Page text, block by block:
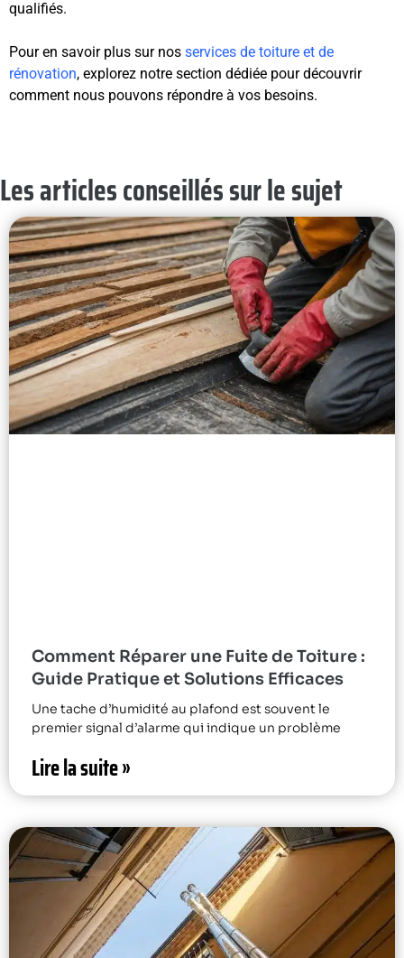
qualifiés.
Pour en savoir plus sur nos services de toiture et de
rénovation, explorez notre section dédiée pour découvrir
comment nous pouvons répondre à vos besoins.
Les articles conseillés sur le sujet
Comment Réparer une Fuite de Toiture :
Guide Pratique et Solutions Efficaces
Une tache d’humidité au plafond est souvent le
premier signal d’alarme qui indique un problème
Lire la suite »